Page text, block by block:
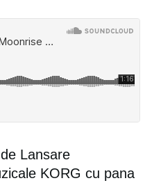
Lansare
KORG cu pana